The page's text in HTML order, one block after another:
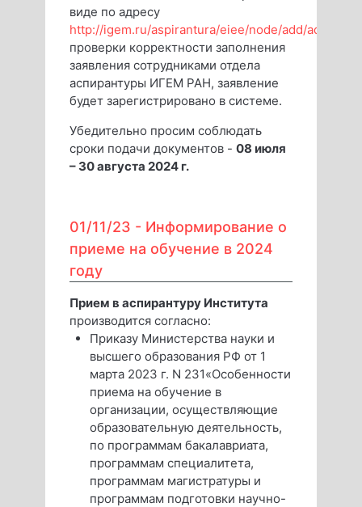
виде по адресу
http://igem.ru/aspirantura/eiee/node/add/add
проверки корректности заполнения
заявления сотрудниками отдела
аспирантуры ИГЕМ РАН, заявление
будет зарегистрировано в системе.
Убедительно просим соблюдать
сроки подачи документов - 08 июля
– 30 августа 2024 г.
01/11/23 - Информирование о
приеме на обучение в 2024
году
Прием в аспирантуру Института
производится согласно:
Приказу Министерства науки и
высшего образования РФ от 1
марта 2023 г. N 231«Особенности
приема на обучение в
организации, осуществляющие
образовательную деятельность,
по программам бакалавриата,
программам специалитета,
программам магистратуры и
программам подготовки научно-